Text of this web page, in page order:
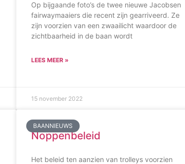
Op bijgaande foto’s de twee nieuwe Jacobsen
fairwaymaaiers die recent zijn gearriveerd. Ze
zijn voorzien van een zwaailicht waardoor de
zichtbaarheid in de baan wordt
LEES MEER »
15 november 2022
BAANNIEUWS
Noppenbeleid
Het beleid ten aanzien van trolleys voorzien